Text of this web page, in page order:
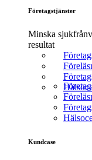
Företagstjänster
Minska
resultat
Kundcase